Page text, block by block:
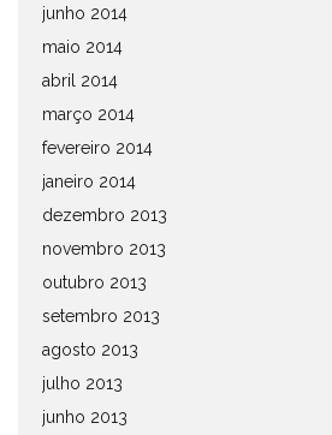
junho 2014
maio 2014
abril 2014
março 2014
fevereiro 2014
janeiro 2014
dezembro 2013
novembro 2013
outubro 2013
setembro 2013
agosto 2013
julho 2013
junho 2013